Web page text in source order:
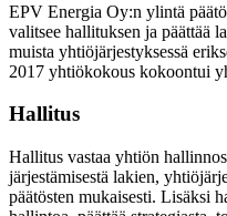
EPV Energia Oy:n ylintä
valitsee hallituksen ja päättää
muista yhtiöjärjestyksessä
2017 yhtiökokous kokoontui
Hallitus
Hallitus vastaa yhtiön
järjestämisestä lakien,
päätösten mukaisesti. Lisäksi